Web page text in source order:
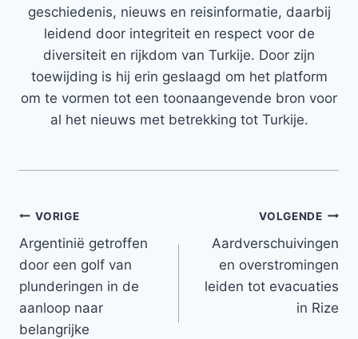
geschiedenis, nieuws en reisinformatie, daarbij
leidend door integriteit en respect voor de
diversiteit en rijkdom van Turkije. Door zijn
toewijding is hij erin geslaagd om het platform
om te vormen tot een toonaangevende bron voor
al het nieuws met betrekking tot Turkije.
Bericht
navigatie
VORIGE
Argentinië getroffen
door een golf van
plunderingen in de
aanloop naar
belangrijke
VOLGENDE
Aardverschuivingen
en overstromingen
leiden tot evacuaties
in Rize